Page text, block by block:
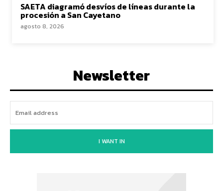
SAETA diagramó desvíos de líneas durante la
procesión a San Cayetano
agosto 8, 2026
Newsletter
I WANT IN